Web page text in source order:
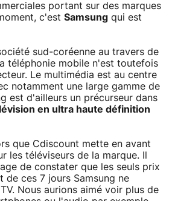
portant sur des marques
c'est Samsung qui est
sud-coréenne au travers de
téléphonie mobile n'est toutefois
Le multimédia est au centre
notamment une large gamme de
est d'ailleurs un précurseur dans
en ultra haute définition
que Cdiscount mette en avant
les téléviseurs de la marque. Il
de constater que les seuls prix
de ces 7 jours Samsung ne
Nous aurions aimé voir plus de